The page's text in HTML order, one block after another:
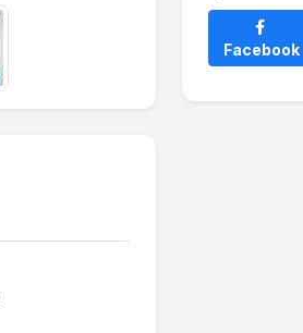
Facebook